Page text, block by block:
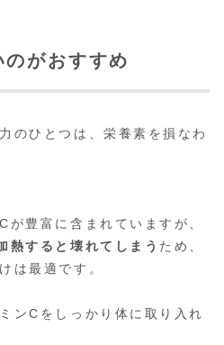
がおすすめ
のひとつは、栄養素を損なわ
が豊富に含まれていますが、
熱すると壊れてしまう ため、
は最適です。
ンCをしっかり体に取り入れ